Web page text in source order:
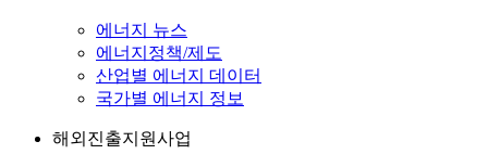
에너지 뉴스
에너지정책/제도
산업별 에너지 데이터
국가별 에너지 정보
해외진출지원사업